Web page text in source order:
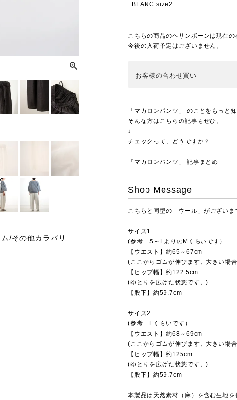
/その他カラバリ
BLANC size2
こちらの商品のヘリンボーンは現在
今後の入荷予定はございません。
お客様の合わせ買い
「マカロンパンツ」 のことをもっと知
そんな方はこちらの記事もぜひ。
↓
チェックって、どうですか？
「マカロンパンツ」 記事まとめ
Shop Message
こちらと同型の 「ウール」 がございま
サイズ1
(参考：S～LよりのMくらいです）
【ウエスト】約65～67cm
(ここからゴムが伸びます。大きい場
【ヒップ幅】約122.5cm
(ゆとりを広げた状態です。)
【股下】約59.7cm
サイズ2
(参考：Lくらいです）
【ウエスト】約68～69cm
(ここからゴムが伸びます。大きい場
【ヒップ幅】約125cm
(ゆとりを広げた状態です。)
【股下】約59.7cm
本製品は天然素材（麻）を含む生地を